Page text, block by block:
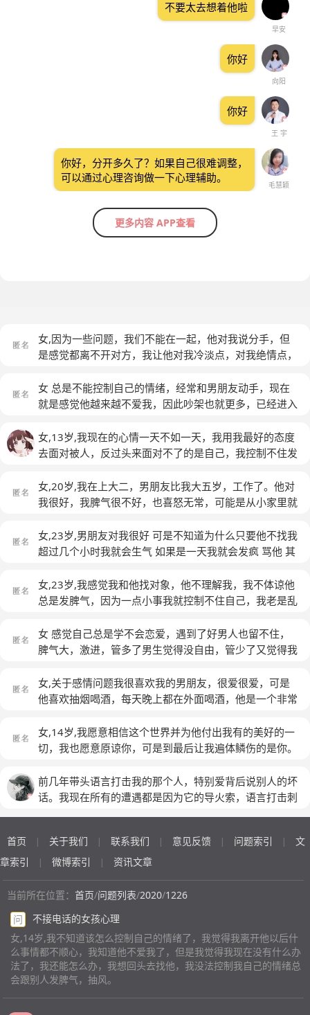
早安
不要太去想着他啦
向阳
你好
王 宇
你好
毛慧颖
你好，分开多久了？如果自己很难调整，
可以通过心理咨询做一下心理辅助。
更多内容 APP查看
女,因为一些问题，我们不能在一起，他对我说分手，但
是感觉都离不开对方，我让他对我冷淡点，对我绝情点，
他，威胁他听我的，但是我又想放他走，不要这么孩子
气，可是控制不住自己的脾气怎么办？好难受(匿名)
女 总是不能控制自己的情绪，经常和男朋友动手，现在
就是感觉他越来越不爱我，因此吵架也就更多，已经进入
怎样才能让我们和以前一样好？(匿名)
女,13岁,我现在的心情一天不如一天，我用我最好的态度
去面对被人，反过头来面对不了的是自己，我控制不住发
我觉得一份感情我认真了，我用最好的态度就面对这一
切，可是最后换来的却是分手，我不知道我还要怎么去挽
就连一点挽回的资格都没有，我找他谈过，虽然说我心里
特别委屈，我憋着眼泪说出来了最后一句话就是我们以后
那个小姑娘做什么，我也不知道我会对自己做什么，我控
制不住我自己的情绪，这也不算是低谷期，我只是觉得我
没有一天是圆满的，我真的特别想他，但是我又不能去找
他，我只能祝福他幸福，或许这是我对他最后一次了抱
哭去，看着我们的照片我就特别想哭，每天晚上我都要
哭，哭一个晚上，眼睛会变得肿，我真的放不下
女,20岁,我在上大二，男朋友比我大五岁，工作了。他对
我很好，我脾气很不好，也喜怒无常，可能是从小家里就
粘人的，一有什么事情不顺我的心了，我就很容易情绪激
动，所以经常因为他出差啊什么的和他吵架，但我也在慢
都会哄我，在我自责的时候还会说是他不好，让我受委屈
了。最近因为工作和其他很多事情，他心情很不好，很
打采，很颓废，我看到他这样一开始很努力地安慰他，哄
他开心，鼓励他，可是好像都没用，就在一次他又和我说
儿受不了他每天都这样，所以说他的话重了一些，他好像
很伤心，不回我话，也不接电话，两天以后我才联系到了
就想自己安静地待几天，他总说给他点儿时间让他自己想
明白，否则别人谁劝他都没用。又在几天以后，他开车遇
到了讹人的，我知道了以后感觉他情绪太极端了，我很害
怕他做什么冲动的事情，所以我就一直安慰他，他也安慰
我说没事让我别担心，又说了几句之后，他就让我早点睡
觉，好好休息，我也不知道自己当时怎么了，一下子就很
生气，感觉他是嫌我烦了，才十点多就打发我去睡觉，于
是又骂了他一顿，他也没说话就说了一句是他不好，然后
也不接了。他总是什么事都不跟我说，说告诉我怕我担
心，我确实有时候会控制不好自己的情绪，而且很容易生
气，总乱想，可是他动不动就不接电话，玩儿失踪，真的
让我很没有安全感，而且我好像一谈恋爱就失去了自我一
样，还爱乱想，怀疑他是不是不喜欢我了，我该怎么办，
求大家勿喷，我知道是我自己有很大的问题，可是有时候
脾气心情这种事，让人真的挺无奈的，我是真的想改的，
我也很珍惜我们这段感情
女,23岁,男朋友对我很好 可是不知道为什么只要他不找我
超过几个小时我就会生气 如果是一天我就会发疯 骂他 其
情绪 有些时候会后悔 会哭 可是也并不想低头认错(匿名)
女,23岁,我感觉我和他找对象，他不理解我，我不体谅他
总是发脾气，因为一点小事我就控制不住自己，我老是乱
女 感觉自己总是学不会恋爱，遇到了好男人也留不住，
脾气大，激进，管多了男生觉得没自由，管少了又觉得我
他，他就是感受不到，我是不是心理有什么问题啊，脾气
上来了总是说一些气话，说重了伤害了别人，事后自己又
制不住自己，完全失去了理智(匿名)
女,关于感情问题我很喜欢我的男朋友，很爱很爱，可是
他喜欢抽烟喝酒，每天晚上都在外面喝酒，他是一个非常
欲太强，他每次说分手我都会找他求他复合，甚至到了自
残的地步，有一次就觉得自己让他对我这么厌恶，就狂扇
胁他，但他却无济于事，我想改变现在的这种状态，或者
走出这种状态，今年20岁在一起一年，每天都因为他说话
始在一起不了解，但是他那时候也是每天在外面喝酒，只
是那时候我没有这么强的控制欲，现在控制欲越来越严
会做的很极端，他让我不满生气了，我不管多晚在哪里我
平常白天他工作我不去打扰他，晚上他出去喝酒我就忍不
住想要管他，他总是说话不算数，他说我不理解他，但是
他欺骗了我很多次，让我现在越来越不相信他(匿名)
女,14岁,我愿意相信这个世界并为他付出我有的美好的一
切，我也愿意原谅你，可是到最后让我遍体鳞伤的是你。
前几年带头语言打击我的那个人，特别爱背后说别人的坏
话。我现在所有的遭遇都是因为它的导火索，语言打击刺
里恨不得她马上去死。长得猪头猪脸的。整天说人长短。
我诅咒她嘴上长疮特别严重的那种。嘴巴烂掉的那种
首页 | 关于我们 | 联系我们 | 意见反馈 | 问题索引 |
文
章索引
| 微博索引 | 资讯文章
当前所在位置： 首页/问题列表/2020/1226
问
不接电话的女孩心理
女,14岁,我不知道该怎么控制自己的情绪了，我觉得我离开他以后什
么事情都不顺心，我知道他不爱我了，但是我觉得我现在没有什么办
法了，我还能怎么办，我想回头去找他，我没法控制我自己的情绪总
会跟别人发脾气，抽风。